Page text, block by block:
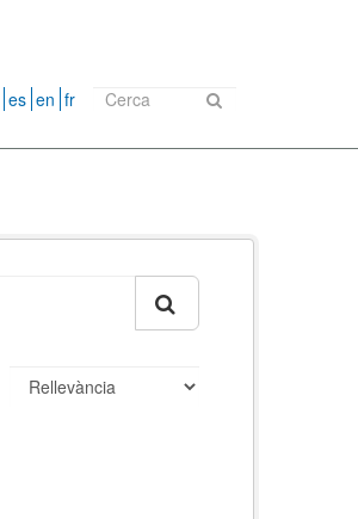
es en fr